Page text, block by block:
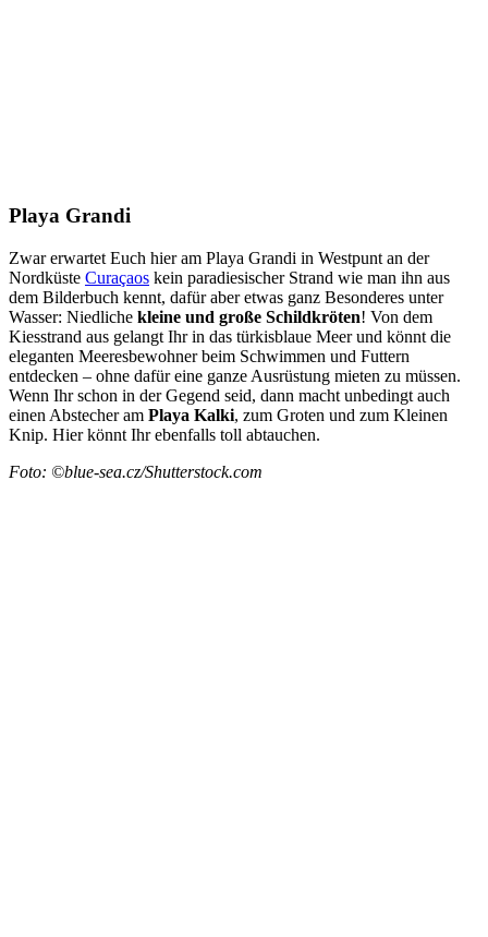
Playa Grandi
Zwar erwartet Euch hier am Playa Grandi in Westpunt an der
Nordküste Curaçaos kein paradiesischer Strand wie man ihn aus
dem Bilderbuch kennt, dafür aber etwas ganz Besonderes unter
Wasser: Niedliche kleine und große Schildkröten! Von dem
Kiesstrand aus gelangt Ihr in das türkisblaue Meer und könnt die
eleganten Meeresbewohner beim Schwimmen und Futtern
entdecken – ohne dafür eine ganze Ausrüstung mieten zu müssen.
Wenn Ihr schon in der Gegend seid, dann macht unbedingt auch
einen Abstecher am Playa Kalki, zum Groten und zum Kleinen
Knip. Hier könnt Ihr ebenfalls toll abtauchen.
Foto: ©blue-sea.cz/Shutterstock.com